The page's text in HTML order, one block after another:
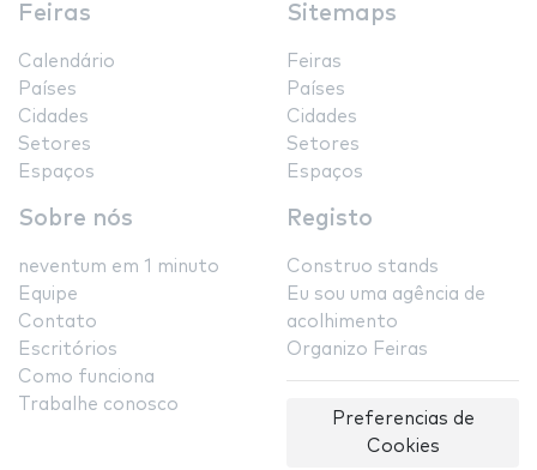
Feiras
Calendário
Países
Cidades
Setores
Espaços
Sitemaps
Feiras
Países
Cidades
Setores
Espaços
Sobre nós
neventum em 1 minuto
Equipe
Contato
Escritórios
Como funciona
Trabalhe conosco
Registo
Construo stands
Eu sou uma agência de
acolhimento
Organizo Feiras
Preferencias de
Cookies